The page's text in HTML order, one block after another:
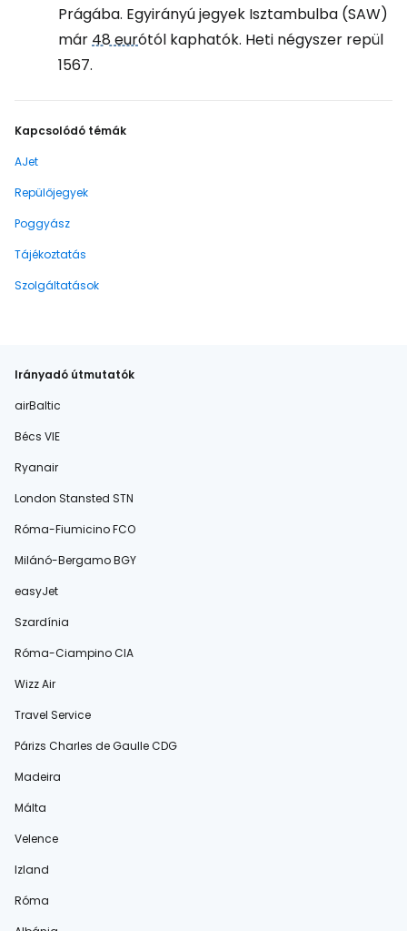
Prágába. Egyirányú jegyek Isztambulba (SAW)
már48 eurótól kaphatók. Heti négyszer repül
1567.
Kapcsolódó témák
AJet
Repülőjegyek
Poggyász
Tájékoztatás
Szolgáltatások
Irányadó útmutatók
airBaltic
Bécs VIE
Ryanair
London Stansted STN
Róma-Fiumicino FCO
Milánó-Bergamo BGY
easyJet
Szardínia
Róma-Ciampino CIA
Wizz Air
Travel Service
Párizs Charles de Gaulle CDG
Madeira
Málta
Velence
Izland
Róma